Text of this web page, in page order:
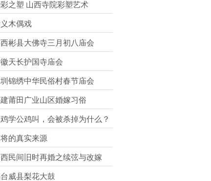
之塑 山西寺院彩塑艺术
木偶戏
彬县大佛寺三月初八庙会
天长护国寺庙会
锦绣中华民俗村春节庙会
莆田广业山区婚嫁习俗
学公鸡叫，会被杀掉为什么？
的真实来源
民间旧时再婚之续弦与改嫁
威县梨花大鼓